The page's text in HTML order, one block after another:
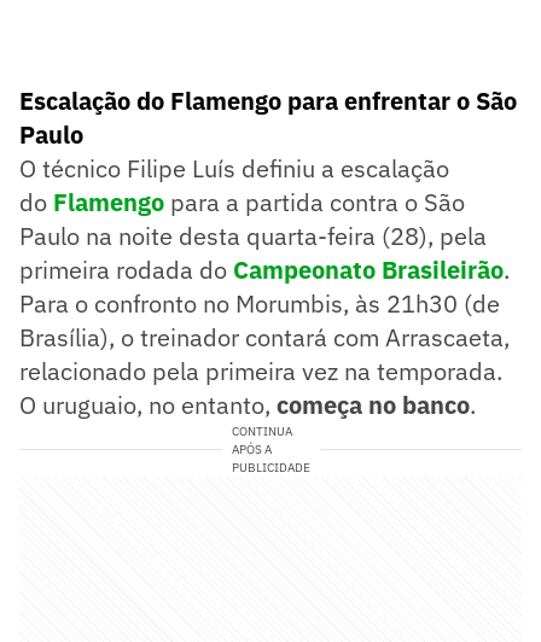
Escalação do Flamengo para enfrentar o São
Paulo
O técnico Filipe Luís definiu a escalação
do Flamengo para a partida contra o São
Paulo na noite desta quarta-feira (28), pela
primeira rodada do Campeonato Brasileirão.
Para o confronto no Morumbis, às 21h30 (de
Brasília), o treinador contará com Arrascaeta,
relacionado pela primeira vez na temporada.
O uruguaio, no entanto, começa no banco.
CONTINUA
APÓS A
PUBLICIDADE